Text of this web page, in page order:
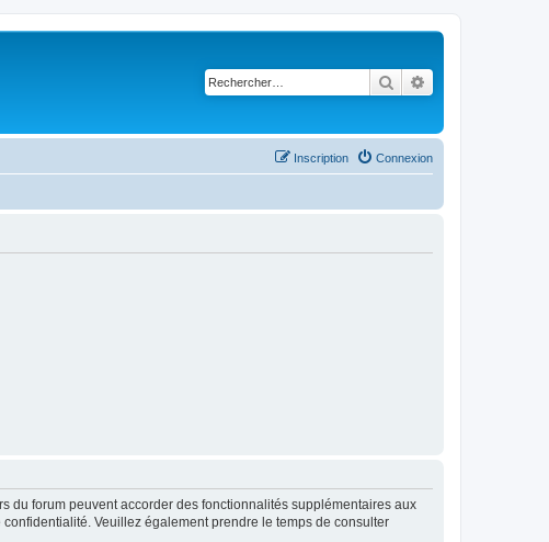
Rechercher
Connexion
Inscription
du forum peuvent accorder des fonctionnalités supplémentaires aux
Veuillez également prendre le temps de consulter